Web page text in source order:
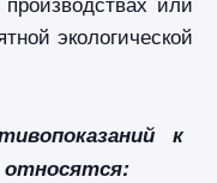
экологической
к